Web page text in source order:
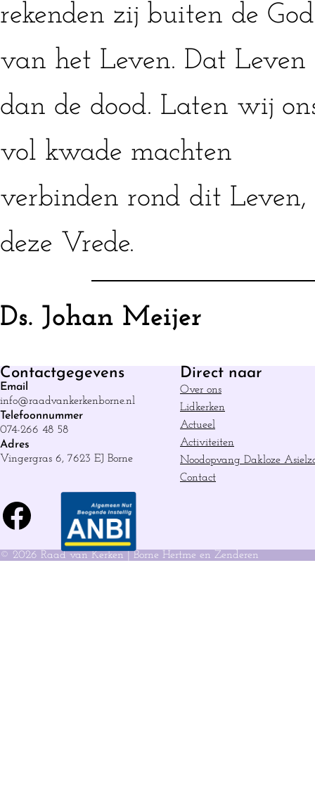
rekenden zij buiten de God
van het Leven. Dat Leven
dan de dood. Laten wij
vol kwade machten
verbinden rond dit Leven,
deze Vrede.
Ds. Johan Meijer
Contactgegevens
Email
info@raadvankerkenborne.nl
Telefoonnummer
074-266 48 58
Adres
Vingergras 6, 7623 EJ Borne
Facebook
Direct naar
Over ons
Lidkerken
Actueel
Activiteiten
Noodopvang Dakloze
Contact
© 2026 Raad van Kerken | Borne Hertme en Zenderen